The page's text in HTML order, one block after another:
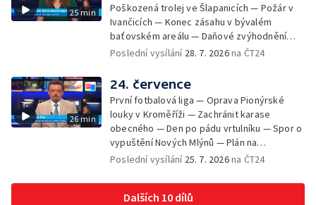
25 min
Poškozená trolej ve Šlapanicích — Požár v
Ivančicích — Konec zásahu v bývalém
baťovském areálu — Daňové zvýhodnění
vína — Výhružky na magistrátu v Olomouci —
Brněnské týmy v první fotbalové lize —
Chystaná rekonstrukce bývalé věznice —
Nový seriál pro děti
Poslední vysílání 28. 7. 2026na ČT24
26 min
24. července
První fotbalová liga — Oprava Pionýrské
louky v Kroměříži — Zachránit karase
obecného — Den po pádu vrtulníku — Spor o
vypuštění Nových Mlýnů — Plán na
odstranění ohořelé budovy — 52. ročník
samostatné továrny
Poslední vysílání 25. 7. 2026na ČT24
Dalších 10 dílů